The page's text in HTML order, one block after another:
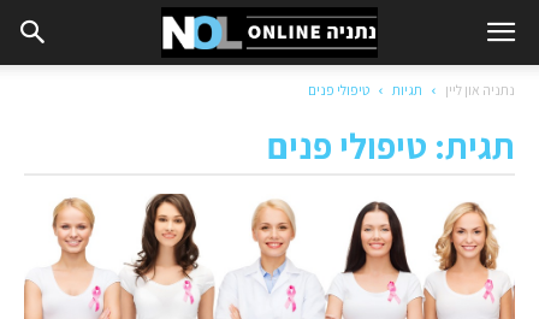
נתניה און ליין תגיות טיפולי פנים
תגית: טיפולי פנים